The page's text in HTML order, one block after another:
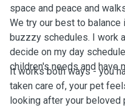
space and peace and
We try our best to
buzzzy schedules. I work
decide on my day
children's needs and have
It works both ways - you
taken care of, your pet
looking after your beloved